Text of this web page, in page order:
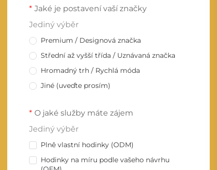
Jaké je postavení vaší značky
Jediný výběr
Premium / Designová značka
Střední až vyšší třída / Uznávaná značka
Hromadný trh / Rychlá móda
Jiné (uveďte prosím)
O jaké služby máte zájem
Jediný výběr
Plně vlastní hodinky (ODM)
Hodinky na míru podle vašeho návrhu